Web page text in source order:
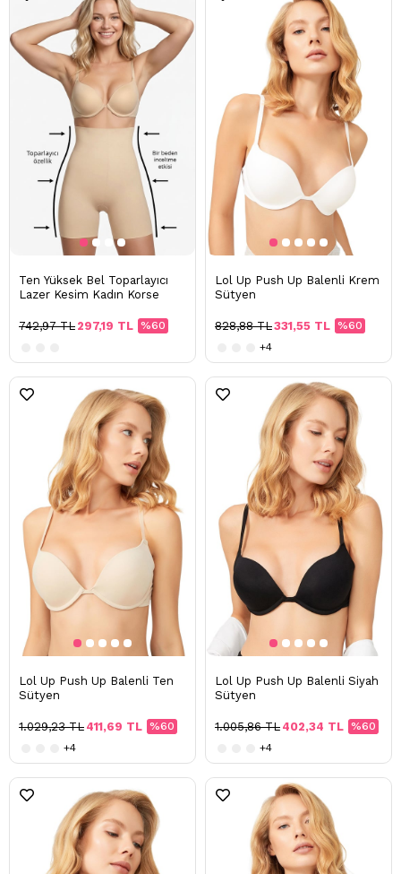
Ten Yüksek Bel Toparlayıcı
Lazer Kesim Kadın Korse
%60
297,19 TL
742,97 TL
Lol Up Push Up Balenli Krem
Sütyen
%60
331,55 TL
828,88 TL
+4
Lol Up Push Up Balenli Ten
Sütyen
%60
411,69 TL
1.029,23 TL
+4
Lol Up Push Up Balenli Siyah
Sütyen
%60
402,34 TL
1.005,86 TL
+4